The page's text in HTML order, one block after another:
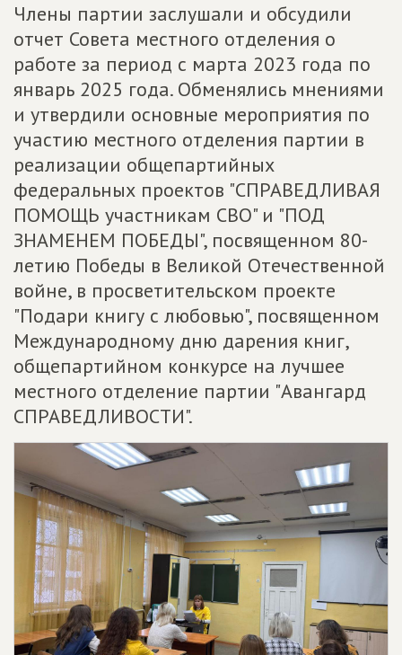
Члены партии заслушали и обсудили
отчет Совета местного отделения о
работе за период с марта 2023 года по
январь 2025 года. Обменялись мнениями
и утвердили основные мероприятия по
участию местного отделения партии в
реализации общепартийных
федеральных проектов "СПРАВЕДЛИВАЯ
ПОМОЩЬ участникам СВО" и "ПОД
ЗНАМЕНЕМ ПОБЕДЫ", посвященном 80-
летию Победы в Великой Отечественной
войне, в просветительском проекте
"Подари книгу с любовью", посвященном
Международному дню дарения книг,
общепартийном конкурсе на лучшее
местного отделение партии "Авангард
СПРАВЕДЛИВОСТИ".